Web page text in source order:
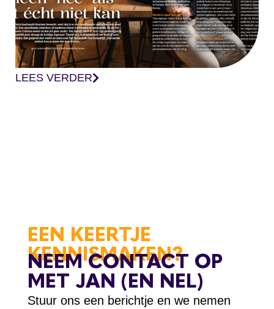
LEES VERDER
EEN KEERTJE
KENNISMAKEN?
NEEM CONTACT OP
MET JAN (EN NEL)
Stuur ons een berichtje en we nemen